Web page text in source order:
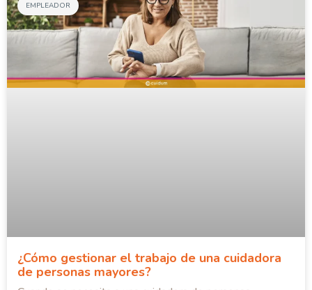
EMPLEADOR
¿Cómo gestionar el trabajo de una cuidadora
de personas mayores?